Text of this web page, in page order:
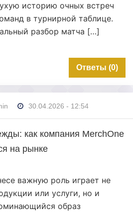
историю очных встреч
в турнирной таблице.
разбор матча […]
Ответы (0)
30.04.2026 - 12:54
как компания MerchOne
на рынке
важную роль играет не
или услуги, но и
образ